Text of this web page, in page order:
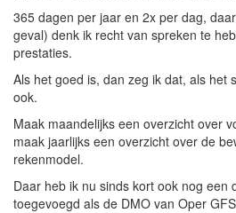
365 dagen per jaar en 2x per dag,
geval) denk ik recht van spreken te
prestaties.
Als het goed is, dan zeg ik dat, als het
ook.
Maak maandelijks een overzicht over
maak jaarlijks een overzicht over de
rekenmodel.
Daar heb ik nu sinds kort ook nog een
toegevoegd als de DMO van Oper